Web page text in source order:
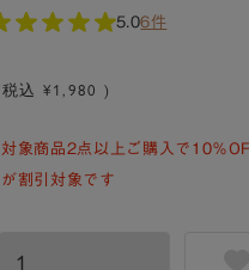
5.06件
込 ¥1,980 )
象商品2点以上ご購入で10％
が割引対象です